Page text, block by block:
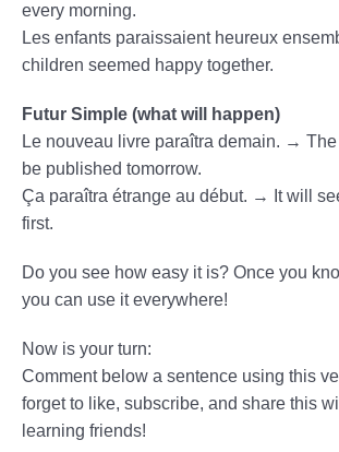
every morning.
Les enfants paraissaient heureux
children seemed happy together.
Futur Simple (what will happen)
Le nouveau livre paraîtra demain. → The
be published tomorrow.
Ça paraîtra étrange au début. → It will
first.
Do you see how easy it is? Once you
you can use it everywhere!
Now is your turn:
Comment below a sentence using this
forget to like, subscribe, and share this
learning friends!